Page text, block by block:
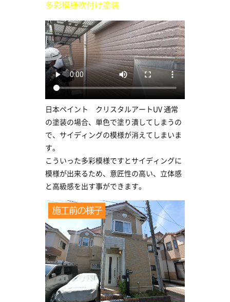
多彩模様吹付け塗装
日本ペイント クリスタルアートUV 通常
の塗装の場合、単色で塗り潰してしまうの
で、サイディングの模様が消えてしまいま
す。
こういった多彩模様ですとサイディングに
模様が出来るため、意匠性の高い、立体感
と高級感を出す事ができます。